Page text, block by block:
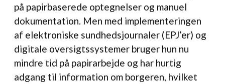
på papirbaserede optegnelser og manuel
dokumentation. Men med implementeringen
af elektroniske sundhedsjournaler (EPJ’er) og
digitale oversigtssystemer bruger hun nu
mindre tid på papirarbejde og har hurtig
adgang til information om borgeren, hvilket